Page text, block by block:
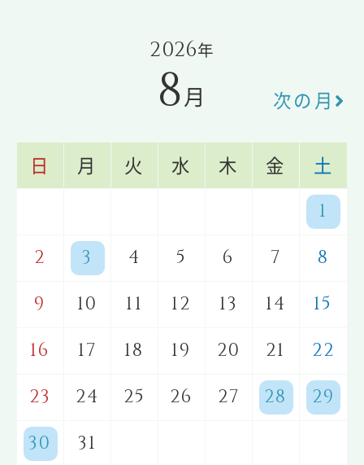
2026年
8月 次の月
日 月 火 水 木 金 土
1
2
3 4 5 6 7
8
9
10 11 12 13 14
15
16
17 18 19 20 21
22
23
24 25 26 27 28
29
30
31